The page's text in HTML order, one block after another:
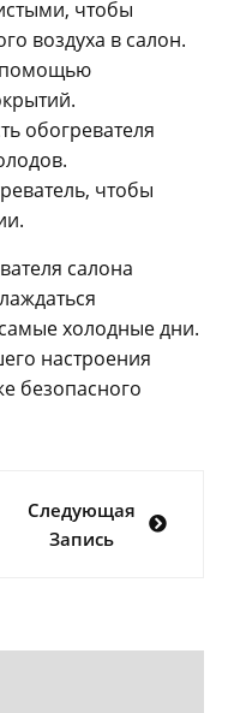
чтобы
воздуха в салон.
помощью
обогревателя
чтобы
салона
холодные дни.
настроения
безопасного
Следующая
Запись